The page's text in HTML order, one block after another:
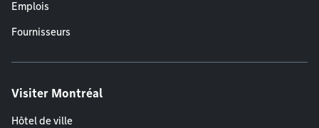
Emplois
Fournisseurs
Visiter Montréal
Hôtel de ville